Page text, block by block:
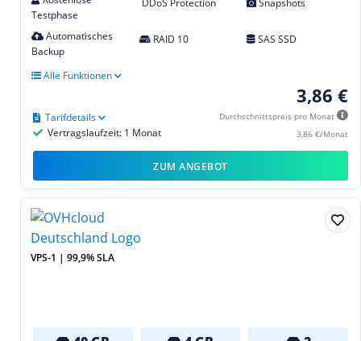
Testphase
DDoS Protection Snapshots
Automatisches
Backup
RAID 10 SAS SSD
Alle Funktionen
3,86 €
Durchschnittspreis pro Monat
3,86 €/Monat
Vertragslaufzeit: 1 Monat
Tarifdetails
ZUM ANGEBOT
VPS-1 | 99,9% SLA